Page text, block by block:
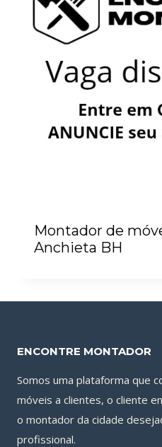
Montador de
Anchieta BH
ENCONTRE MONTADOR
Somos uma plataforma que
móveis a clientes, o cliente
o montador da cidade
profissional.